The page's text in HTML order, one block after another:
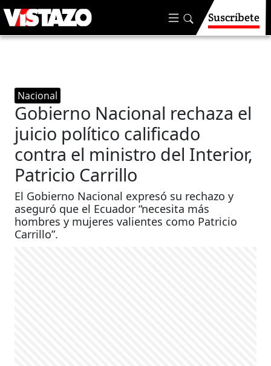
Suscríbete
Nacional
Gobierno Nacional rechaza el
juicio político calificado
contra el ministro del Interior,
Patricio Carrillo
El Gobierno Nacional expresó su rechazo y
aseguró que el Ecuador “necesita más
hombres y mujeres valientes como Patricio
Carrillo”.